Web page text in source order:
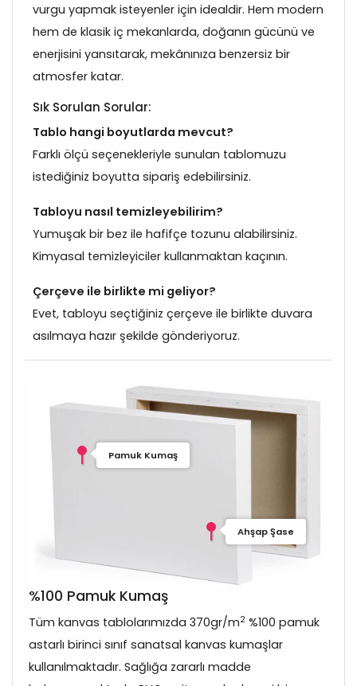
vurgu yapmak isteyenler için idealdir. Hem modern
hem de klasik iç mekanlarda, doğanın gücünü ve
enerjisini yansıtarak, mekânınıza benzersiz bir
atmosfer katar.
Sık Sorulan Sorular:
Tablo hangi boyutlarda mevcut?
Farklı ölçü seçenekleriyle sunulan tablomuzu
istediğiniz boyutta sipariş edebilirsiniz.
Tabloyu nasıl temizleyebilirim?
Yumuşak bir bez ile hafifçe tozunu alabilirsiniz.
Kimyasal temizleyiciler kullanmaktan kaçının.
Çerçeve ile birlikte mi geliyor?
Evet, tabloyu seçtiğiniz çerçeve ile birlikte duvara
asılmaya hazır şekilde gönderiyoruz.
Pamuk Kumaş
Ahşap Şase
%100 Pamuk Kumaş
Tüm kanvas tablolarımızda 370gr/m2 %100 pamuk
astarlı birinci sınıf sanatsal kanvas kumaşlar
kullanılmaktadır. Sağlığa zararlı madde